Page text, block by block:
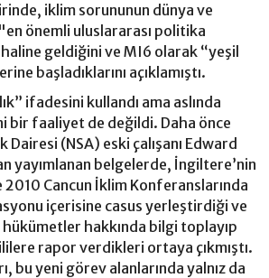
iklim sorununun dünya ve
önemli uluslararası politika
geldiğini ve MI6 olarak “yeşil
başladıklarını açıklamıştı.
ifadesini kullandı ama aslında
bir faaliyet de değildi. Daha önce
Dairesi (NSA) eski çalışanı Edward
yayımlanan belgelerde, İngiltere’nin
Cancun İklim Konferanslarında
içerisine casus yerleştirdiği ve
hükümetler hakkında bilgi toplayıp
rapor verdikleri ortaya çıkmıştı.
bu yeni görev alanlarında yalnız da